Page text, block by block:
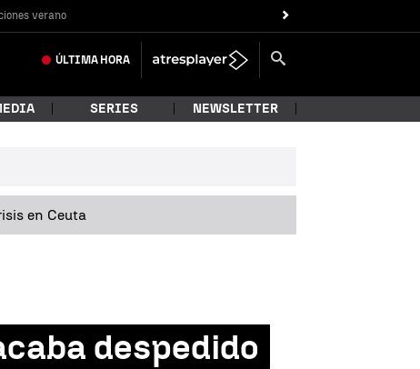
verano
ÚLTIMA HORA
SERIES NEWSLETTER
en Ceuta
despedido